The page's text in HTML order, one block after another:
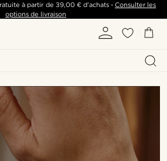
à partir de 39,00 €d'achats -Consulter les
options de livraison